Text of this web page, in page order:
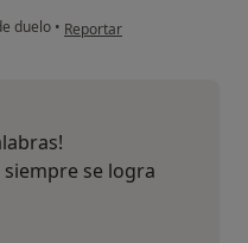
duelo • en opinión del usuario M.
Reportar
se logra